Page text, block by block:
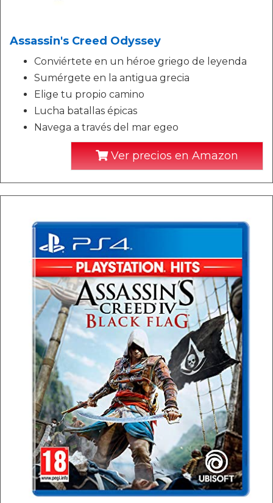
Assassin's Creed Odyssey
Conviértete en un héroe griego de leyenda
Sumérgete en la antigua grecia
Elige tu propio camino
Lucha batallas épicas
Navega a través del mar egeo
Ver precios en Amazon